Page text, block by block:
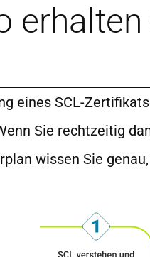
eines SCL-
Sie rechtzeitig
wissen Sie